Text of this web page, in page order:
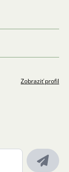
Zobraziť profil